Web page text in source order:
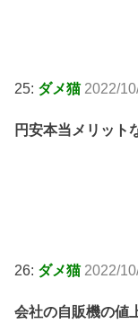
25: ダメ猫 2022/
円安本当メリット
26: ダメ猫 2022/
会社の自販機の値